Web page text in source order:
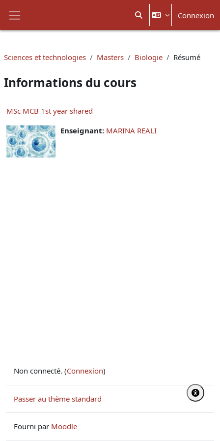
Activer/désactiver la
Connexion
Sciences et technologies Masters Biologie Résumé
Informations du cours
MSc MCB 1st year shared
Enseignant: MARINA REALI
Non connecté. (Connexion)
Passer au thème standard
Fourni par Moodle